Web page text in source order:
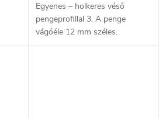
Egyenes – holkeres véső
pengeprofillal 3. A penge
vágóéle 12 mm széles.